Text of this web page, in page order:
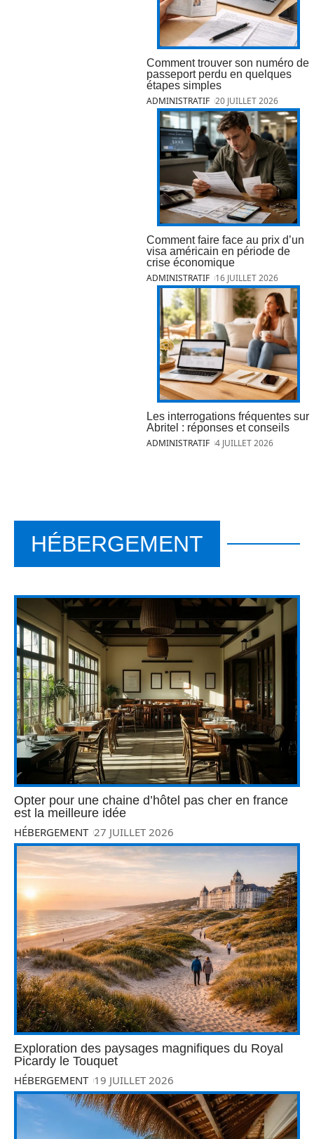
Comment trouver son numéro de
passeport perdu en quelques
étapes simples
ADMINISTRATIF 20 JUILLET 2026
Comment faire face au prix d’un
visa américain en période de
crise économique
ADMINISTRATIF 16 JUILLET 2026
Les interrogations fréquentes sur
Abritel : réponses et conseils
ADMINISTRATIF 4 JUILLET 2026
HÉBERGEMENT
Opter pour une chaine d’hôtel pas cher en france
est la meilleure idée
HÉBERGEMENT 27 JUILLET 2026
Exploration des paysages magnifiques du Royal
Picardy le Touquet
HÉBERGEMENT 19 JUILLET 2026